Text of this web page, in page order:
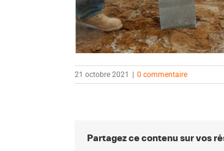
21 octobre 2021 0 commentaire
Partagez ce contenu sur vos